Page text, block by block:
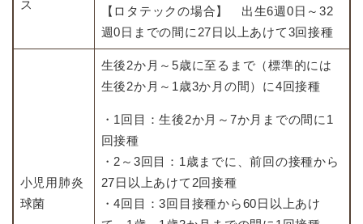
ス
【ロタテックの場合】 出生6週0日～32
週0日までの間に27日以上あけて3回接種
小児用肺炎
球菌
生後2か月～5歳に至るまで（標準的には
生後2か月～1歳3か月の間）に4回接種
・1回目：生後2か月～7か月までの間に1
回接種
・2～3回目：1歳までに、前回の接種から
27日以上あけて2回接種
・4回目：3回目接種から60日以上あけ